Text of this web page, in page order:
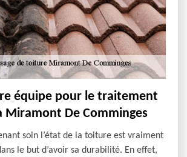
équipe pour le traitement
Miramont De Comminges
soin l’état de la toiture est vraiment
le but d’avoir sa durabilité. En effet,